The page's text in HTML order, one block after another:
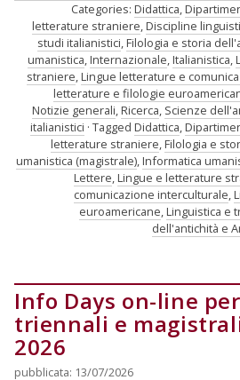
Categories: Didattica,
letterature straniere,Discipline
studi italianistici,Filologia e storia
umanistica,Internazionale,Italianistica,
straniere,Lingue letterature e
letterature e filologie
Notizie generali,Ricerca, Scienze
italianistici Tagged Didattica,
letterature straniere,Filologia e
umanistica (magistrale),Informatica
Lettere,Lingue e letterature
comunicazione interculturale,
euroamericane,Linguistica e
dell'antichità e
Info Days on-line
triennali e
2026
pubblicata: 13/07/2026